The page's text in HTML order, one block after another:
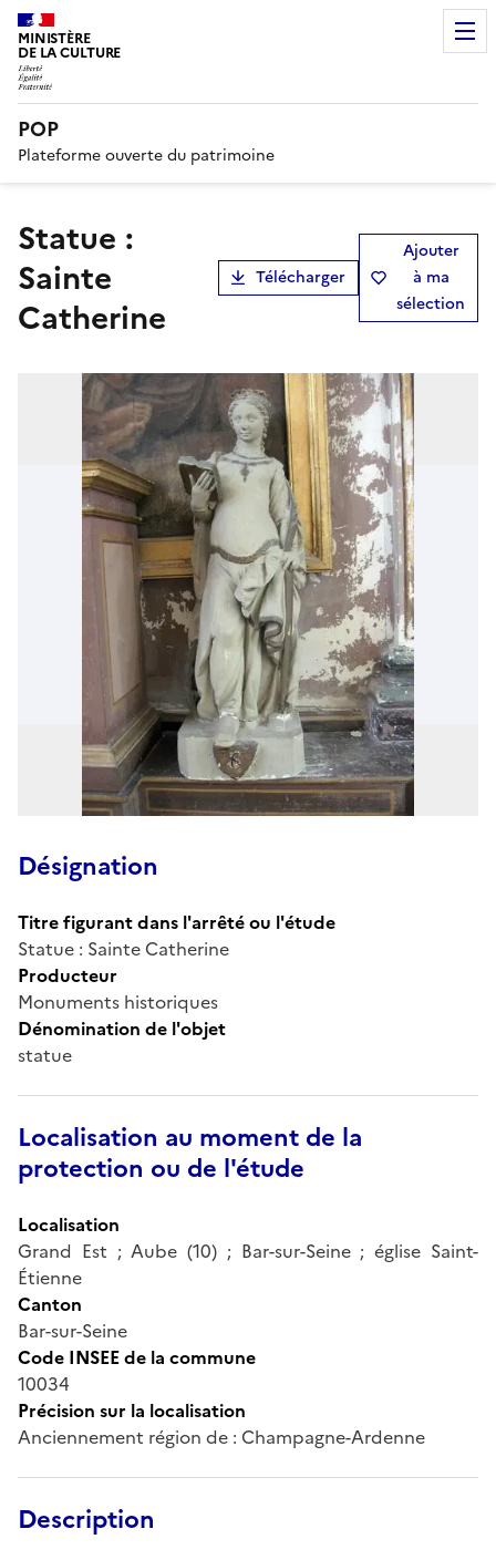
MINISTÈRE
DE LA CULTURE
POP
Plateforme ouverte du patrimoine
Statue :
Sainte
Catherine
Télécharger
Ajouter
à ma
sélection
Désignation
Titre figurant dans l'arrêté ou l'étude
Statue : Sainte Catherine
Producteur
Monuments historiques
Dénomination de l'objet
statue
Localisation au moment de la
protection ou de l'étude
Localisation
Grand Est ; Aube (10) ; Bar-sur-Seine ; église Saint-
Étienne
Canton
Bar-sur-Seine
Code INSEE de la commune
10034
Précision sur la localisation
Anciennement région de : Champagne-Ardenne
Description